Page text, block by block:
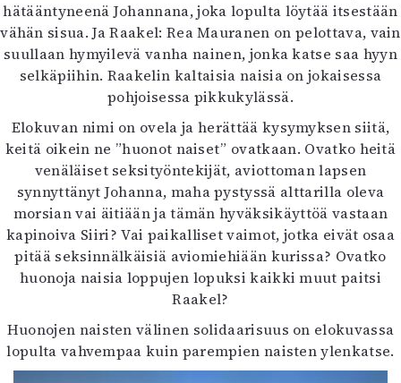
hätääntyneenä Johannana, joka lopulta löytää itsestään
vähän sisua. Ja Raakel: Rea Mauranen on pelottava, vain
suullaan hymyilevä vanha nainen, jonka katse saa hyyn
selkäpiihin. Raakelin kaltaisia naisia on jokaisessa
pohjoisessa pikkukylässä.
Elokuvan nimi on ovela ja herättää kysymyksen siitä,
keitä oikein ne ”huonot naiset” ovatkaan. Ovatko heitä
venäläiset seksityöntekijät, aviottoman lapsen
synnyttänyt Johanna, maha pystyssä alttarilla oleva
morsian vai äitiään ja tämän hyväksikäyttöä vastaan
kapinoiva Siiri? Vai paikalliset vaimot, jotka eivät osaa
pitää seksinnälkäisiä aviomiehiään kurissa? Ovatko
huonoja naisia loppujen lopuksi kaikki muut paitsi
Raakel?
Huonojen naisten välinen solidaarisuus on elokuvassa
lopulta vahvempaa kuin parempien naisten ylenkatse.